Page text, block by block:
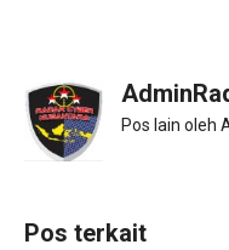
Pos lain oleh
Pos terkait